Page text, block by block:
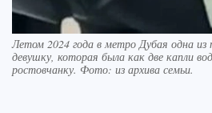
Летом 2024 года в метро Дубая одна
девушку, которая была как две капли
ростовчанку. Фото: из архива семьи.